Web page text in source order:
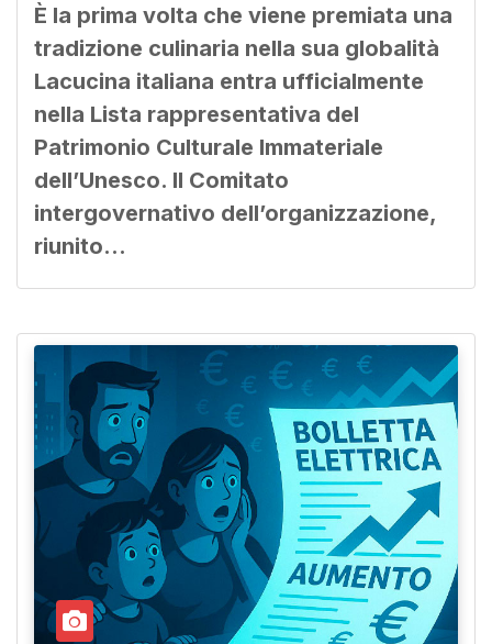
È la prima volta che viene premiata una
tradizione culinaria nella sua globalità
Lacucina italiana entra ufficialmente
nella Lista rappresentativa del
Patrimonio Culturale Immateriale
dell’Unesco. Il Comitato
intergovernativo dell’organizzazione,
riunito…